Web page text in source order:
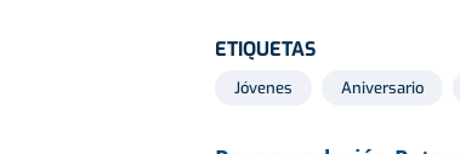
ETIQUETAS
Jóvenes Aniversario